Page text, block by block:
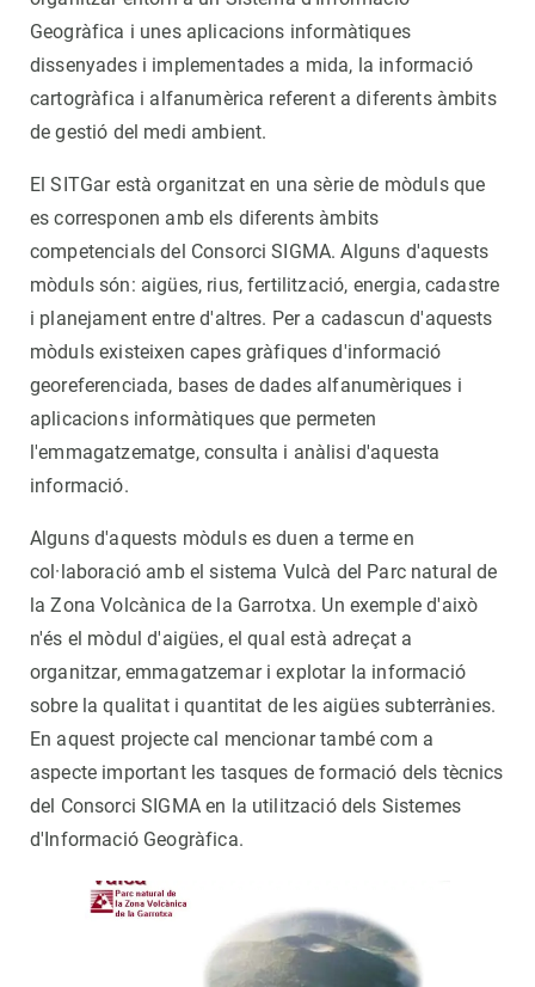
Geogràfica i unes aplicacions informàtiques
dissenyades i implementades a mida, la informació
cartogràfica i alfanumèrica referent a diferents àmbits
de gestió del medi ambient.
El SITGar està organitzat en una sèrie de mòduls que
es corresponen amb els diferents àmbits
competencials del Consorci SIGMA. Alguns d'aquests
mòduls són: aigües, rius, fertilització, energia, cadastre
i planejament entre d'altres. Per a cadascun d'aquests
mòduls existeixen capes gràfiques d'informació
georeferenciada, bases de dades alfanumèriques i
aplicacions informàtiques que permeten
l'emmagatzematge, consulta i anàlisi d'aquesta
informació.
Alguns d'aquests mòduls es duen a terme en
col·laboració amb el sistema Vulcà del Parc natural de
la Zona Volcànica de la Garrotxa. Un exemple d'això
n'és el mòdul d'aigües, el qual està adreçat a
organitzar, emmagatzemar i explotar la informació
sobre la qualitat i quantitat de les aigües subterrànies.
En aquest projecte cal mencionar també com a
aspecte important les tasques de formació dels tècnics
del Consorci SIGMA en la utilització dels Sistemes
d'Informació Geogràfica.